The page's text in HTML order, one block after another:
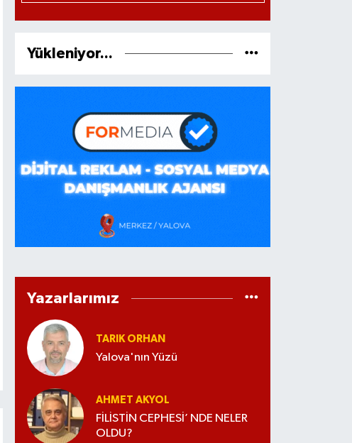
Yükleniyor...
Yazarlarımız
TARIK ORHAN
Yalova'nın Yüzü
AHMET AKYOL
FİLİSTİN CEPHESİ’ NDE NELER
OLDU?